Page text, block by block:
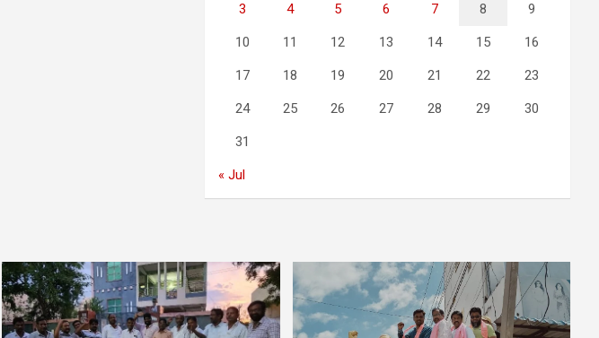
3 4 5 6 7 8 9
10 11 12 13 14 15 16
17 18 19 20 21 22 23
24 25 26 27 28 29 30
31
« Jul